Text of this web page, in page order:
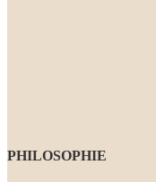
PHILOSOPHIE